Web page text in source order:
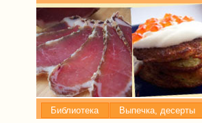
Библиотека Выпечка, десерты